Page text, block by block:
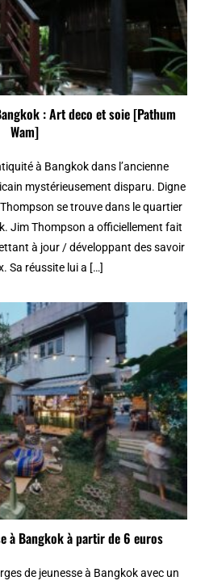
: Art deco et soie [Pathum
Wam]
à Bangkok dans l’ancienne
mystérieusement disparu. Digne
se trouve dans le quartier
Jim Thompson a officiellement fait
à jour / développant des savoir
Sa réussite lui a […]
à Bangkok à partir de 6 euros
de jeunesse à Bangkok avec un